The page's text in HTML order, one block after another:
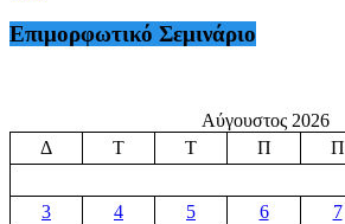
Επιμορφωτικό Σεμινάριο
Αύγουστος 2026
Δ
Τ Τ Π Π
3
4 5 6 7